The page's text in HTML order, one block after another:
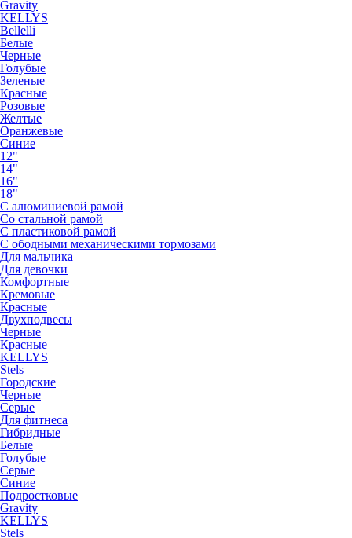
Gravity
KELLYS
Bellelli
Белые
Черные
Голубые
Зеленые
Красные
Розовые
Желтые
Оранжевые
Синие
12"
14"
16"
18"
С алюминиевой рамой
Со стальной рамой
С пластиковой рамой
С ободными механическими тормозами
Для мальчика
Для девочки
Комфортные
Кремовые
Красные
Двухподвесы
Черные
Красные
KELLYS
Stels
Городские
Черные
Серые
Для фитнеса
Гибридные
Белые
Голубые
Серые
Синие
Подростковые
Gravity
KELLYS
Stels